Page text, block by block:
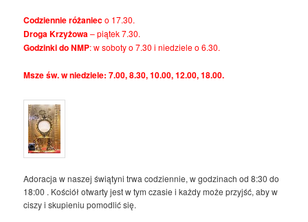
Codziennie różanieco 17.30.
Droga Krzyżowa– piątek 7.30.
Godzinki do NMP: w soboty o 7.30 i niedziele o 6.30.
Msze św. w niedziele: 7.00, 8.30, 10.00, 12.00, 18.00.
Adoracja w naszej świątyni trwa codziennie, w godzinach od 8:30 do
18:00 . Kościół otwarty jest w tym czasie i każdy może przyjść, aby w
ciszy i skupieniu pomodlić się.